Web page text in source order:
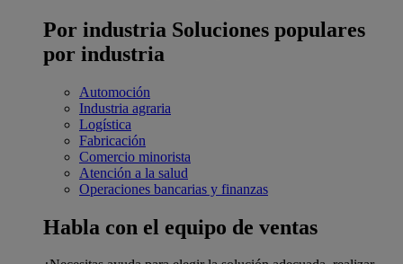
Por industria Soluciones populares
por industria
Automoción
Industria agraria
Logística
Fabricación
Comercio minorista
Atención a la salud
Operaciones bancarias y finanzas
Habla con el equipo de ventas